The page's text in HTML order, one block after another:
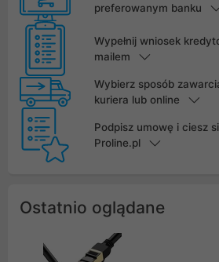
preferowanym banku
Wypełnij wniosek
mailem
Wybierz sposób
kuriera lub online
Podpisz umowę i ciesz
Proline.pl
Ostatnio oglądane